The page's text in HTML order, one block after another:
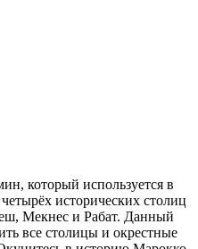
который используется в
исторических столиц
Мекнес и Рабат. Данный
все столицы и окрестные